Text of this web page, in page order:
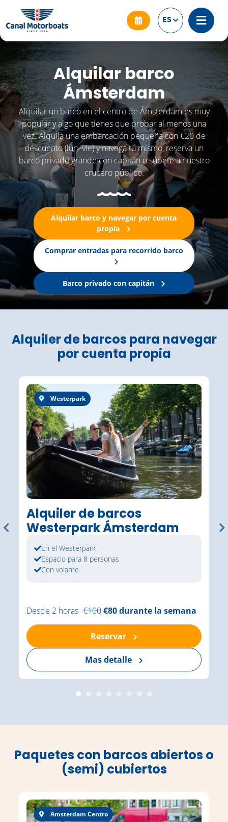
ES
Alquilar barco
Ámsterdam
Alquilar un barco en el centro de Ámsterdam es muy
popular y algo que tienes que probar al menos una
vez. Alquila una embarcación pequeña con €20 de
descuento (lun–vie) y navega tú mismo, reserva un
barco privado grande con capitán o súbete a nuestro
crucero público.
Alquilar barco y navegar por cuenta
propia
Comprar entradas para recorrido barco
Barco privado con capitán
Alquiler de barcos para navegar
por cuenta propia
Westerpark
Alquiler de barcos
Westerpark Ámsterdam
En el Westerpark
Espacio para 8 personas
Con volante
Desde 2 horas €100€80 durante la semana
Reservar
Mas detalle
Paquetes con barcos abiertos o
(semi) cubiertos
Amsterdam Centro